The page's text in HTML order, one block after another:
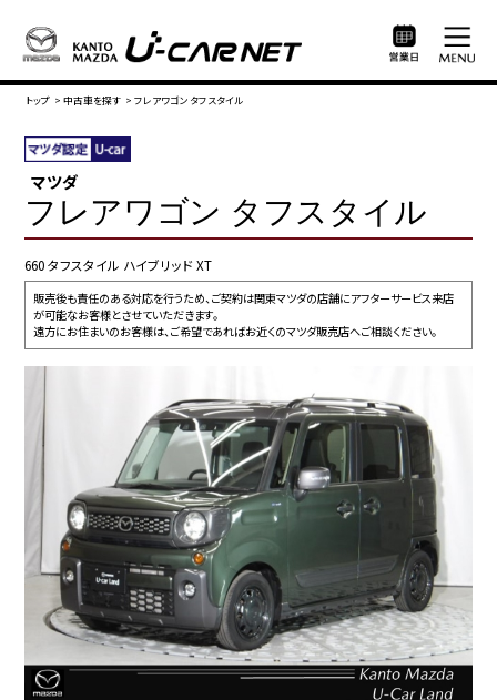
トップ > 中古車を探す > フレアワゴン タフスタイル
マツダ
フレアワゴン タフスタイル
660 タフスタイル ハイブリッド XT
販売後も責任のある対応を行うため、ご契約は関東マツダの店舗にアフターサービス来店
が可能なお客様とさせていただきます。
遠方にお住まいのお客様は、ご希望であればお近くのマツダ販売店へご相談ください。